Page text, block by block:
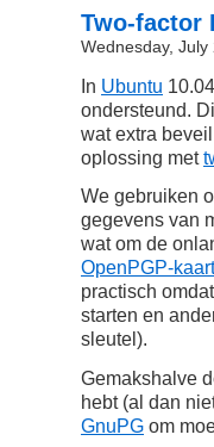
Two-factor
Wednesday, July
In Ubuntu
ondersteund.
wat extra
oplossing met
We gebruiken
gegevens van
wat om de
OpenPGP-kaart
practisch
starten en
sleutel).
Gemakshalve
hebt (al dan
GnuPG om